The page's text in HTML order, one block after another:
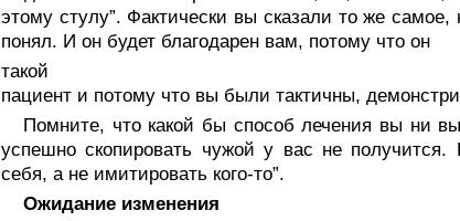
этому стулу”. Фактически вы сказали то же
понял. И он будет благодарен вам, потому что он
такой
пациент и потому что вы были тактичны,
Помните, что какой бы способ лечения вы ни
успеш­но скопировать чужой у вас не
себя, а не имити­ровать кого-то”.
Ожидание изменения